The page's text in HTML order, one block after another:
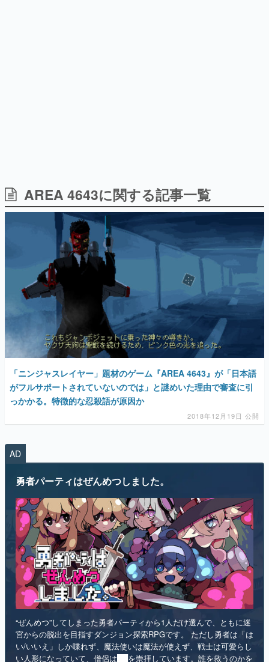
日本のモバイルゲーム史における主要なトピック・タイト
ルを網羅するほか、開発者へのインタビューや識者による
解説を掲載。約20年の歴史が一望できる決定版！
若ゲのいたり〜ゲームクリエイターの青春〜
『うつヌケ』『ペンと箸』等で知られるマンガ家・田中圭
一先生によるゲーム業界レポートマンガです。
なんでゲームは面白い？
ゲーム開発者・hamatsu氏がゲームの魅力を画面や操作の
具体的な形から解き明かしていく、硬派で骨太な評論連載
ゲームが変えた日本語
「経験値」「裏技」「ラスボス」… ゲームにまつわる言葉
の起源や用法の変遷を、コンピューター文化史研究家・タ
イニーP氏が徹底調査。
カテゴリ
特集記事
マンガ
女性向け
アプリレビュー
その他
電ファミニコゲーマーとは？
運営：株式会社マレ
「ニンジャスレイヤー」題材のゲーム『AREA 4643』が「日本語
がフルサポートされていないのでは」と謎めいた理由で審査に引
っかかる。特徴的な忍殺語が原因か
2018年12月19日 公開
AD
“ぜんめつ”してしまった勇者パーティから1人だけ選んで、ともに迷
宮からの脱出を目指すダンジョン探索RPGです。 ただし勇者は「は
い/いいえ」しか喋れず、魔法使いは魔法が使えず、戦士は可愛らし
選ぶのは、あなたです。
インディー RPG